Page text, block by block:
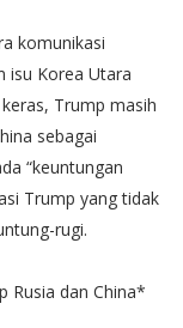
komunikasi
isu Korea Utara
Trump masih
sebagai
“keuntungan
Trump yang tidak
rugi.
Rusia dan China*